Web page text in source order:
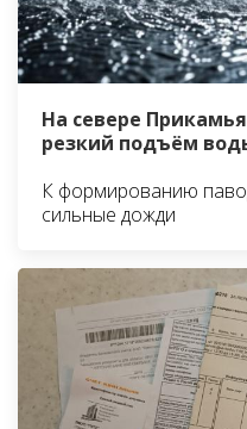
На севере
резкий подъём
К формированию
сильные дожди